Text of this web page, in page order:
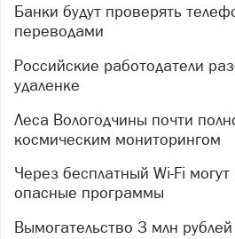
Банки будут проверять телефоны клиентов перед
переводами
Российские работодатели разочаровываются в
удаленке
Леса Вологодчины почти полностью охвачены
космическим мониторингом
Через бесплатный Wi-Fi могут распространять
опасные программы
Вымогательство 3 млн рублей обернулось